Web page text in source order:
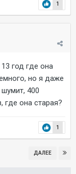
1
год где она
но я даже
400
где она старая?
1
ДАЛЕЕ